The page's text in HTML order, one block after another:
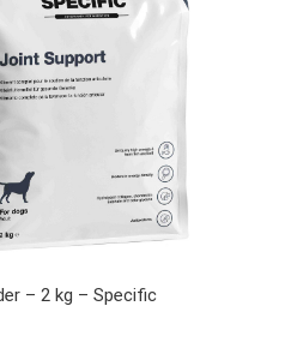
– 2 kg – Specific